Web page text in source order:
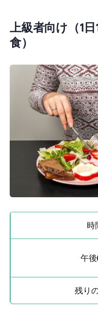
上級者向け（1
食）
時
午
残り